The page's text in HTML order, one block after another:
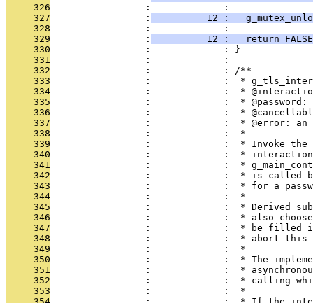
     326
                 :             :
     327
                 :
12 :
     328
                 :             :
     329
                 :
12 :   return
     330
                 :             : }
     331
                 :             :
     332
                 :             : /**
     333
:             :  *
     334
:             :  *
     335
:             :  * @password:
     336
:             :  *
     337
:             :  * @error:
     338
                 :             :  *
     339
:             :  * Invoke
     340
:             :  *
     341
:             :  *
     342
:             :  * is called
     343
:             :  * for a
     344
                 :             :  *
     345
:             :  * Derived
     346
:             :  * also
     347
:             :  * be filled
     348
:             :  * abort
     349
                 :             :  *
     350
:             :  * The
     351
:             :  *
     352
:             :  * calling
     353
                 :             :  *